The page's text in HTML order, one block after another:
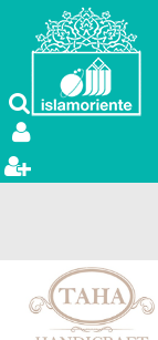
تجاوز إلى المحتوى الرئيسي